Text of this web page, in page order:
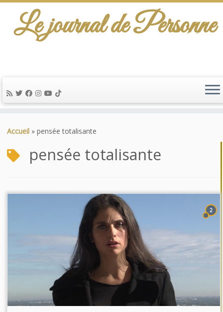
au
Le journal de Personne
Accueil » pensée totalisante
pensée totalisante
2